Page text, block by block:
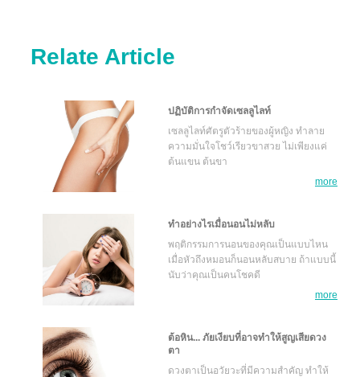
Relate Article
ปฏิบัติการกำจัดเซลลูไลท์
เซลลูไลท์ศัตรูตัวร้ายของผู้หญิง ทำลาย
ความมั่นใจโชว์เรียวขาสวย ไม่เพียงแค่
ต้นแขน ต้นขา
more
ทำอย่างไรเมื่อนอนไม่หลับ
พฤติกรรมการนอนของคุณเป็นแบบไหน
เมื่อหัวถึงหมอนก็นอนหลับสบาย ถ้าแบบนี้
นับว่าคุณเป็นคนโชคดี
more
ต้อหิน... ภัยเงียบที่อาจทำให้สูญเสียดวง
ตา
ดวงตาเป็นอวัยวะที่มีความสำคัญ ทำให้